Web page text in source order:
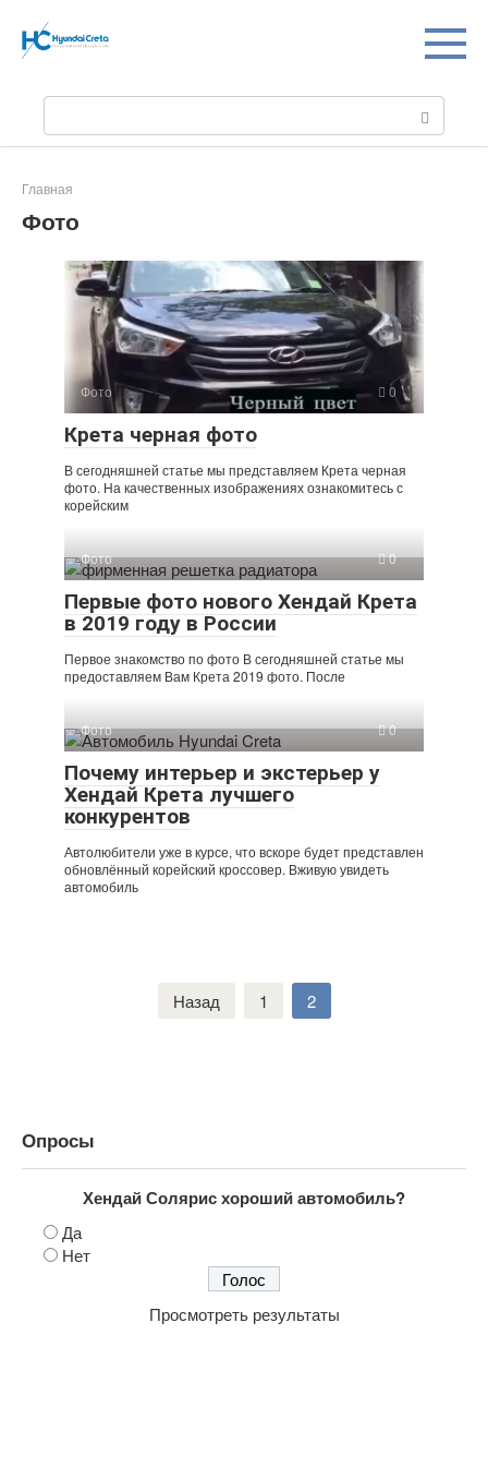
контенту
Поиск:
Главная
Фото
Фото 0
Крета черная фото
В сегодняшней статье мы представляем Крета черная
фото. На качественных изображениях ознакомитесь с
корейским
Фото 0
Первые фото нового Хендай Крета
в 2019 году в России
Первое знакомство по фото В сегодняшней статье мы
предоставляем Вам Крета 2019 фото. После
Фото 0
Почему интерьер и экстерьер у
Хендай Крета лучшего
конкурентов
Автолюбители уже в курсе, что вскоре будет представлен
обновлённый корейский кроссовер. Вживую увидеть
автомобиль
Назад 1 2
Опросы
Хендай Солярис хороший автомобиль?
Да
Нет
Просмотреть результаты